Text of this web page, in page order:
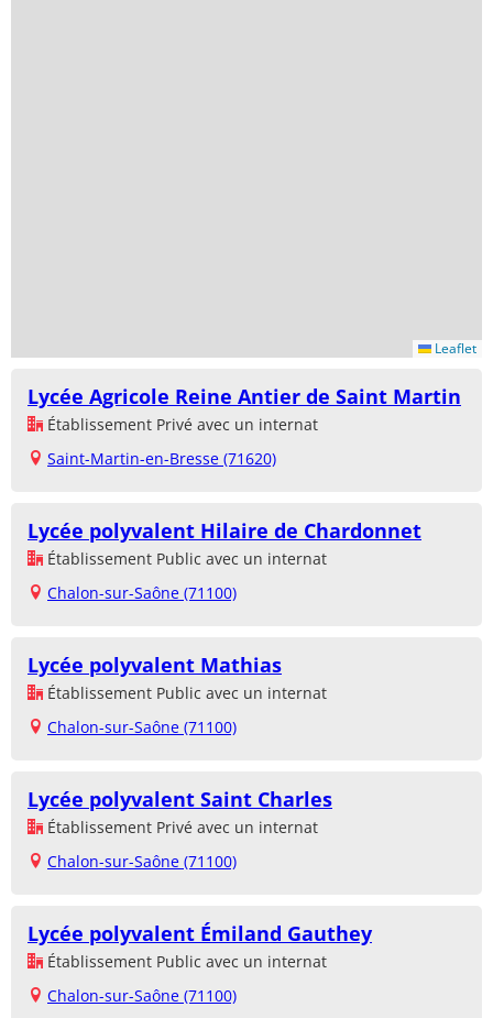
Leaflet
Lycée Agricole Reine Antier de Saint Martin
Établissement Privé avec un internat
Saint-Martin-en-Bresse (71620)
Lycée polyvalent Hilaire de Chardonnet
Établissement Public avec un internat
Chalon-sur-Saône (71100)
Lycée polyvalent Mathias
Établissement Public avec un internat
Chalon-sur-Saône (71100)
Lycée polyvalent Saint Charles
Établissement Privé avec un internat
Chalon-sur-Saône (71100)
Lycée polyvalent Émiland Gauthey
Établissement Public avec un internat
Chalon-sur-Saône (71100)